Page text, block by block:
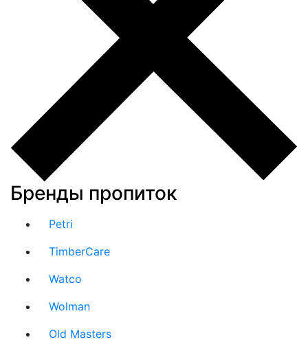
Бренды пропиток
Petri
TimberCare
Watco
Wolman
Old Masters